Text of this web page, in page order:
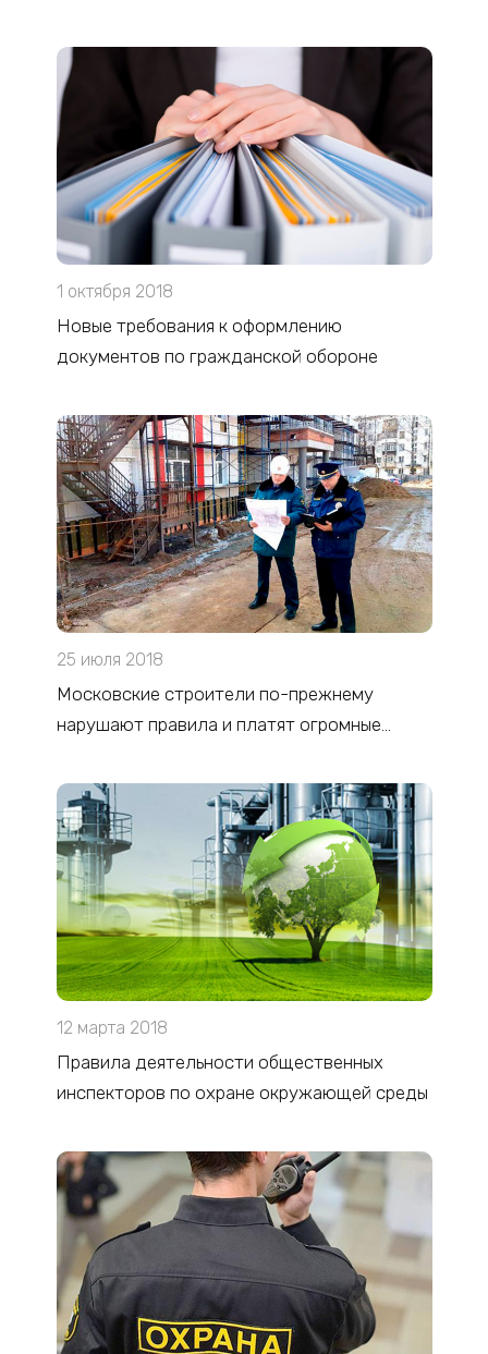
1 октября 2018
Новые требования к оформлению
документов по гражданской обороне
25 июля 2018
Московские строители по-прежнему
нарушают правила и платят огромные
12 марта 2018
Правила деятельности общественных
инспекторов по охране окружающей среды